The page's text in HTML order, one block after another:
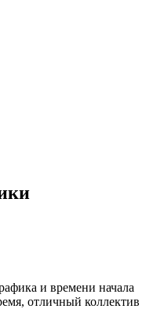
и времени начала
отличный коллектив